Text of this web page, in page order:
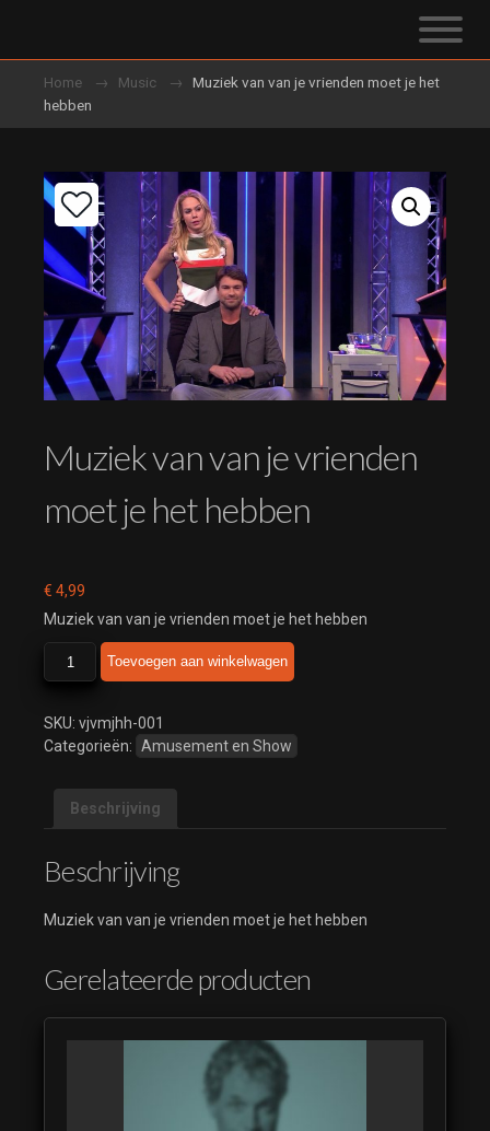
Home Music
Muziek van van je vrienden moet je het
hebben
Muziek van van je vrienden
moet je het hebben
€ 4,99
Muziek van van je vrienden moet je het hebben
van
je
vrienden
je
aantal
Toevoegen aan winkelwagen
SKU: vjvmjhh-001
Categorieën: Amusement en Show
Beschrijving
Beschrijving
Muziek van van je vrienden moet je het hebben
Gerelateerde producten